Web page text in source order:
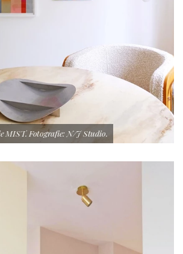
MIST. Fotografie: N/J Studio.